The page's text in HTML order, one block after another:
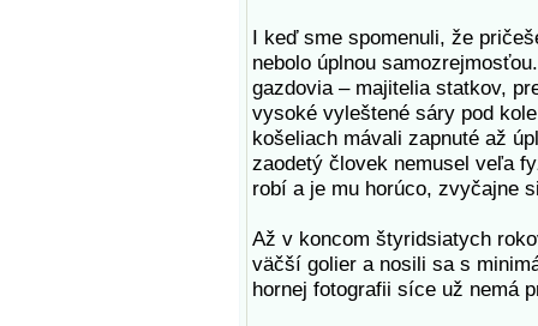
I keď sme spomenuli, že
nebolo úplnou
gazdovia – majitelia statkov,
vysoké vyleštené sáry pod
košeliach mávali zapnuté až
zaodetý človek nemusel veľa
robí a je mu horúco, zvyčajne
Až v koncom štyridsiatych
väčší golier a nosili sa s
hornej fotografii síce už nemá